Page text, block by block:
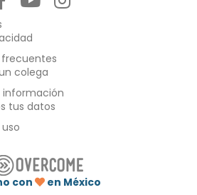
colega
información
tus datos
con
en México